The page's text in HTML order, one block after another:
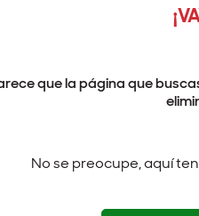
que la página que
No se preocupe, aquí